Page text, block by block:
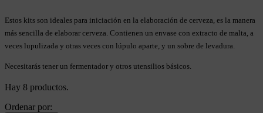
Estos kits son ideales para iniciación en la elaboración de cerveza, es la manera
más sencilla de elaborar cerveza. Contienen un envase con extracto de malta, a
veces lupulizada y otras veces con lúpulo aparte, y un sobre de levadura.
Necesitarás tener un fermentador y otros utensilios básicos.
Hay 8 productos.
Ordenar por: